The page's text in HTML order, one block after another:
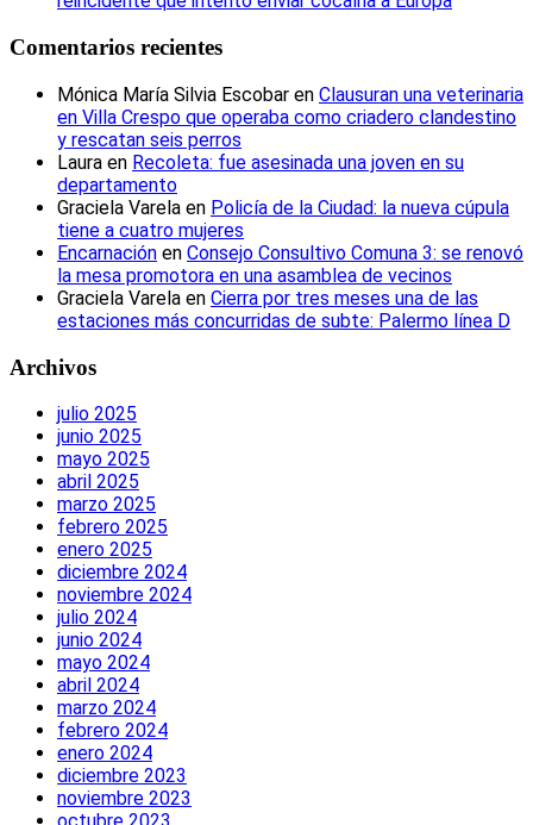
Comentarios recientes
Mónica María Silvia Escobar en Clausuran una veterinaria
en Villa Crespo que operaba como criadero clandestino
y rescatan seis perros
Laura en Recoleta: fue asesinada una joven en su
departamento
Graciela Varela en Policía de la Ciudad: la nueva cúpula
tiene a cuatro mujeres
Encarnación en Consejo Consultivo Comuna 3: se renovó
la mesa promotora en una asamblea de vecinos
Graciela Varela en Cierra por tres meses una de las
estaciones más concurridas de subte: Palermo línea D
Archivos
julio 2025
junio 2025
mayo 2025
abril 2025
marzo 2025
febrero 2025
enero 2025
diciembre 2024
noviembre 2024
julio 2024
junio 2024
mayo 2024
abril 2024
marzo 2024
febrero 2024
enero 2024
diciembre 2023
noviembre 2023